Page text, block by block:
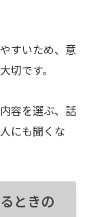
すいため、意
切です。
容を選ぶ、話
にも聞くな
ときの